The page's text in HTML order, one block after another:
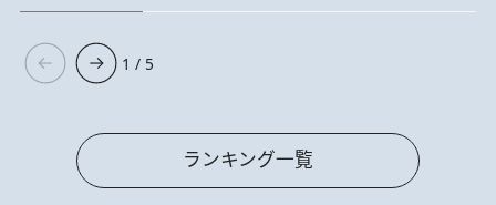
1 / 5
ランキング一覧